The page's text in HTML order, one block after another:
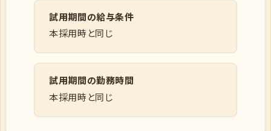
試用期間の給与条件
本採用時と同じ
試用期間の勤務時間
本採用時と同じ